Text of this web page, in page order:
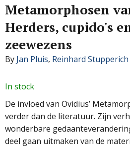
Metamorphosen
Herders, cupido's
zeewezens
By Jan Pluis, Reinhard Stupperich
In stock
De invloed van Ovidius’
verder dan de literatuur. Zijn
wonderbare
deel gaan uitmaken van de